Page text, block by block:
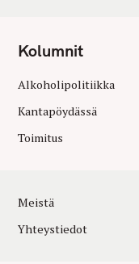
Kolumnit
Alkoholipolitiikka
Kantapöydässä
Toimitus
Meistä
Yhteystiedot